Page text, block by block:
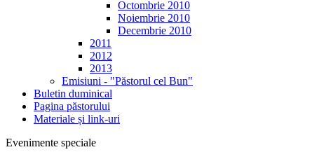
Octombrie 2010
Noiembrie 2010
Decembrie 2010
2011
2012
2013
Emisiuni - "Păstorul cel Bun"
Buletin duminical
Pagina păstorului
Materiale și link-uri
Evenimente speciale